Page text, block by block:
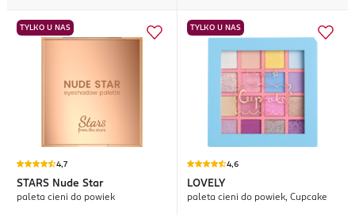
TYLKO U NAS
4,7
STARS Nude Star
paleta cieni do powiek
TYLKO U NAS
4,6
LOVELY
paleta cieni do powiek, Cupcake